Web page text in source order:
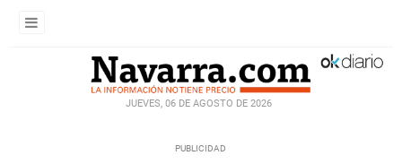
JUEVES, 06 DE AGOSTO DE 2026